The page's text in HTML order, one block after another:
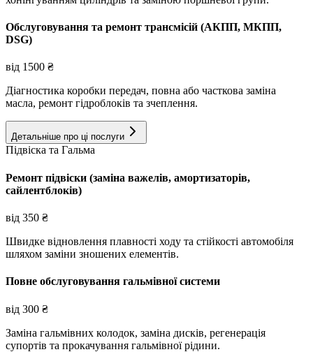
Обслуговування та ремонт трансмісій (АКПП, МКПП,
DSG)
від 1500 ₴
Діагностика коробки передач, повна або часткова заміна
масла, ремонт гідроблоків та зчеплення.
Детальніше про ці послуги
Підвіска та Гальма
Ремонт підвіски (заміна важелів, амортизаторів,
сайлентблоків)
від 350 ₴
Швидке відновлення плавності ходу та стійкості автомобіля
шляхом заміни зношених елементів.
Повне обслуговування гальмівної системи
від 300 ₴
Заміна гальмівних колодок, заміна дисків, регенерація
супортів та прокачування гальмівної рідини.